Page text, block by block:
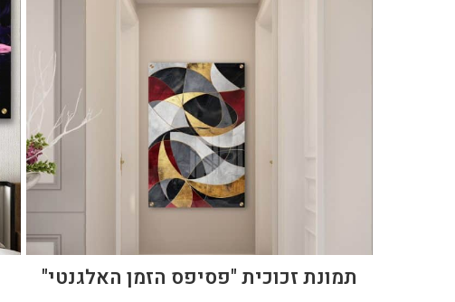
תמונת זכוכית "פסיפס הזמן האלגנטי"